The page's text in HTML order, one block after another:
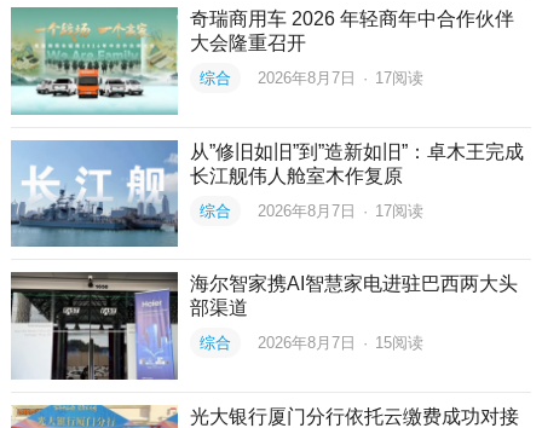
奇瑞商用车 2026 年轻商年中合作伙伴
大会隆重召开
综合 2026年8月7日 · 17阅读
从”修旧如旧”到”造新如旧”：卓木王完成
长江舰伟人舱室木作复原
综合 2026年8月7日 · 17阅读
海尔智家携AI智慧家电进驻巴西两大头
部渠道
综合 2026年8月7日 · 15阅读
光大银行厦门分行依托云缴费成功对接